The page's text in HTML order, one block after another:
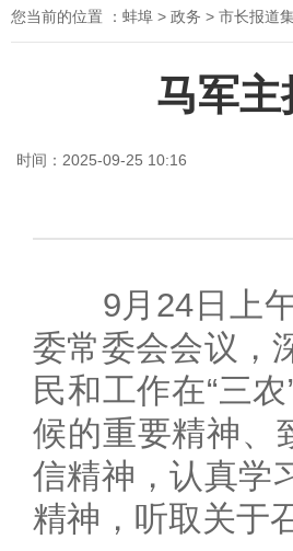
您当前的位置 ： 蚌埠 > 政务 > 市长报道
马军
时间：2025-09-25 10:16
9月24日上午
委常委会会议，
民和工作在“三
候的重要精神、
信精神，认真学
精神，听取关于